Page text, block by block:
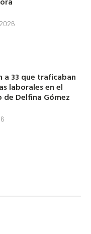
a 33 que traficaban
laborales en el
de Delfina Gómez